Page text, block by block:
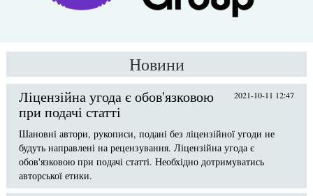
Новини
2021-10-11 12:47
Ліцензійна угода є обов'язковою
при подачі статті
Шановні автори, рукописи, подані без ліцензійної угоди не
будуть направлені на рецензування. Ліцензійна угода є
обов'язковою при подачі статті. Необхідно дотримуватись
авторської етики.